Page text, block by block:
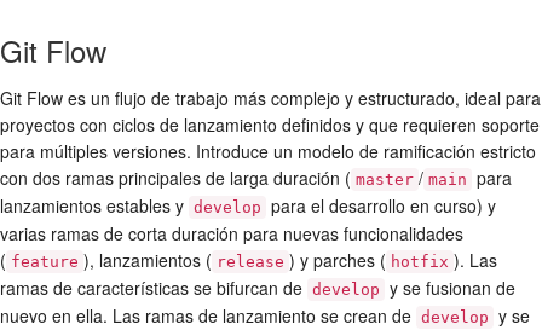
Git Flow
Git Flow es un flujo de trabajo más complejo y estructurado, ideal para
proyectos con ciclos de lanzamiento definidos y que requieren soporte
para múltiples versiones. Introduce un modelo de ramificación estricto
con dos ramas principales de larga duración ( master / main para
lanzamientos estables y develop para el desarrollo en curso) y
varias ramas de corta duración para nuevas funcionalidades
( feature ), lanzamientos ( release ) y parches ( hotfix ). Las
ramas de características se bifurcan de develop y se fusionan de
nuevo en ella. Las ramas de lanzamiento se crean de develop y se